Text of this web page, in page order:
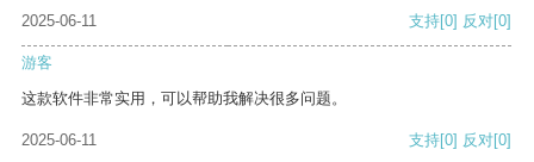
2025-06-11 支持[0] 反对[0]
游客
这款软件非常实用，可以帮助我解决很多问题。
2025-06-11 支持[0] 反对[0]